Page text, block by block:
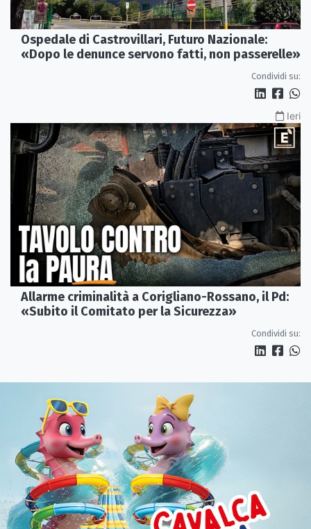
Ospedale di Castrovillari, Futuro Nazionale:
«Dopo le denunce servono fatti, non passerelle»
Condividi su:
Ieri
Allarme criminalità a Corigliano-Rossano, il Pd:
«Subito il Comitato per la Sicurezza»
Condividi su: